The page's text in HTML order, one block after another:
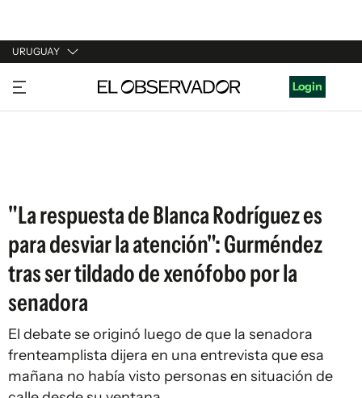
URUGUAY
URUGUAY
ARGENTINA
Login
"La respuesta de Blanca Rodríguez es
para desviar la atención": Gurméndez
tras ser tildado de xenófobo por la
senadora
El debate se originó luego de que la senadora
frenteamplista dijera en una entrevista que esa
mañana no había visto personas en situación de